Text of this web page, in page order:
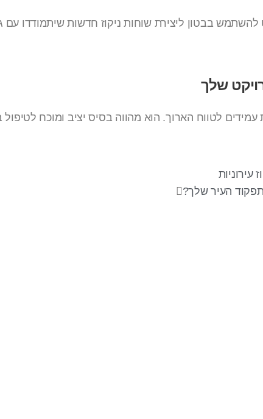
שלך
לטווח הארוך. הוא מהווה בסיס יציב ומוכח לטיפול
עירוניות
תפקוד העיר שלך?